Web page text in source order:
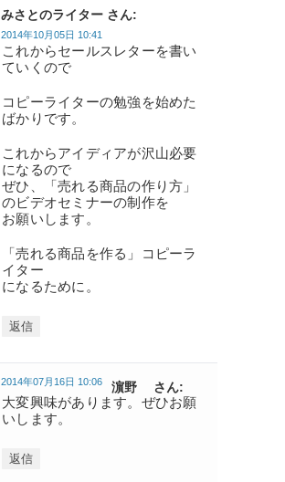
みさとのライター さん:
2014年10月05日 10:41
これからセールスレターを書い
ていくので
コピーライターの勉強を始めた
ばかりです。
これからアイディアが沢山必要
になるので
ぜひ、「売れる商品の作り方」
のビデオセミナーの制作を
お願いします。
「売れる商品を作る」コピーラ
イター
になるために。
返信
濵野 さん:
2014年07月16日 10:06
大変興味があります。ぜひお願
いします。
返信